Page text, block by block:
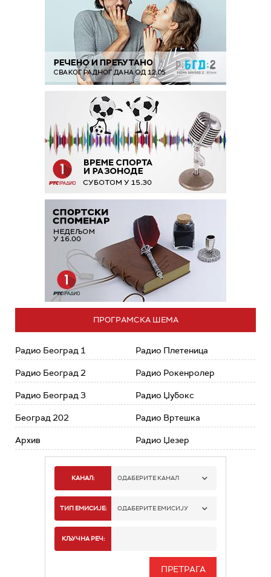
ПРОГРАМСКА ШЕМА
Радио Београд 1
Радио Београд 2
Радио Београд 3
Београд 202
Архив
Радио Плетеница
Радио Рокенролер
Радио Џубокс
Радио Вртешка
Радио Џезер
КАНАЛ: ОДАБЕРИТЕ КАНАЛ
РАДИО БЕОГРАД 1
РАДИО БЕОГРАД 3
ТИП ЕМИСИЈЕ: ОДАБЕРИТЕ ЕМИСИЈУ
КЉУЧНА РЕЧ: